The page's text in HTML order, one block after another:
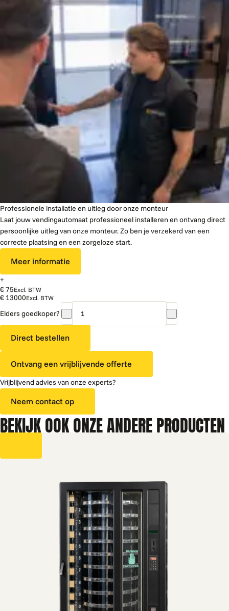
Professionele installatie en uitleg door onze monteur
Laat jouw vendingautomaat professioneel installeren en ontvang direct
persoonlijke uitleg van onze monteur. Zo ben je verzekerd van een
correcte plaatsing en een zorgeloze start.
Meer informatie
+
€ 75Excl. BTW
€ 13000Excl. BTW
Elders goedkoper?
Vendo
Frozen
|
aantal
Direct bestellen
Ontvang een vrijblijvende offerte
Vrijblijvend advies van onze experts?
Neem contact op
BEKIJK OOK ONZE ANDERE PRODUCTEN